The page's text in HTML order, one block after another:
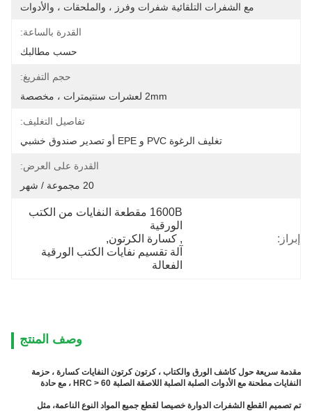
مع الشفرات التلقائية شفرات وفرز ، والملحقات ، والأدوات
القدرة بالساعة:
حسب مطالبك
حجم التفريغ:
2mm لعشرات سنتيمترات ، مخصصة
تفاصيل التغليف:
تغليف الرغوة PVC و EPE أو تصدير صندوق خشبي
القدرة على العرض:
20 مجموعة / شهر
إبراز:
الورقية
, كسارة الكرتون,
الفعالة
وصف المنتج
مقدمة سريعة حول كاشف الورق والكتاب ، كرتون كرتون النفايات كسارة ، حزمة
النفايات مطحنة مع الأدوات الصلبة الصلبة اللاصقة الصلبة HRC > 60 ، مع حادة
تم تصميم القطع الشفرات الدوارة خصيصا لقطع جميع المواد النوع الناعمة، مثل